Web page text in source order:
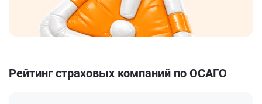
Рейтинг страховых компаний по ОСАГО